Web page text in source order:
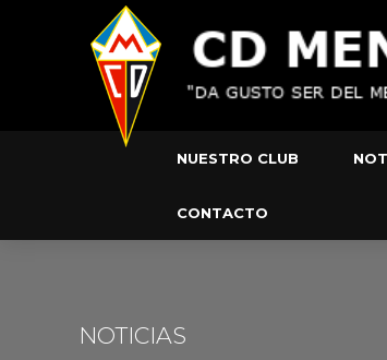
NUESTRO CLUB
CONTACTO
NOTICIAS